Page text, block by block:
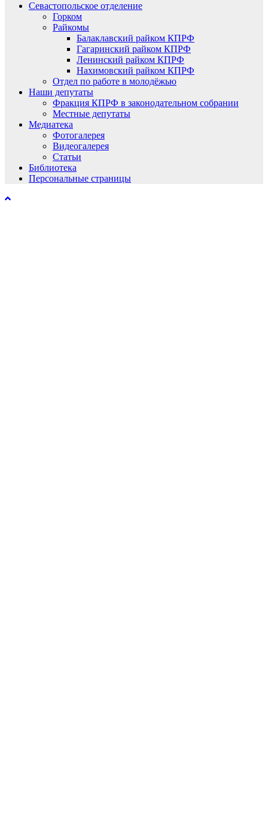
Севастопольское отделение
Горком
Райкомы
Балаклавский райком КПРФ
Гагаринский райком КПРФ
Ленинский райком КПРФ
Нахимовский райком КПРФ
Отдел по работе в молодёжью
Наши депутаты
Фракция КПРФ в законодательном собрании
Местные депутаты
Медиатека
Фотогалерея
Видеогалерея
Статьи
Библиотека
Персональные страницы